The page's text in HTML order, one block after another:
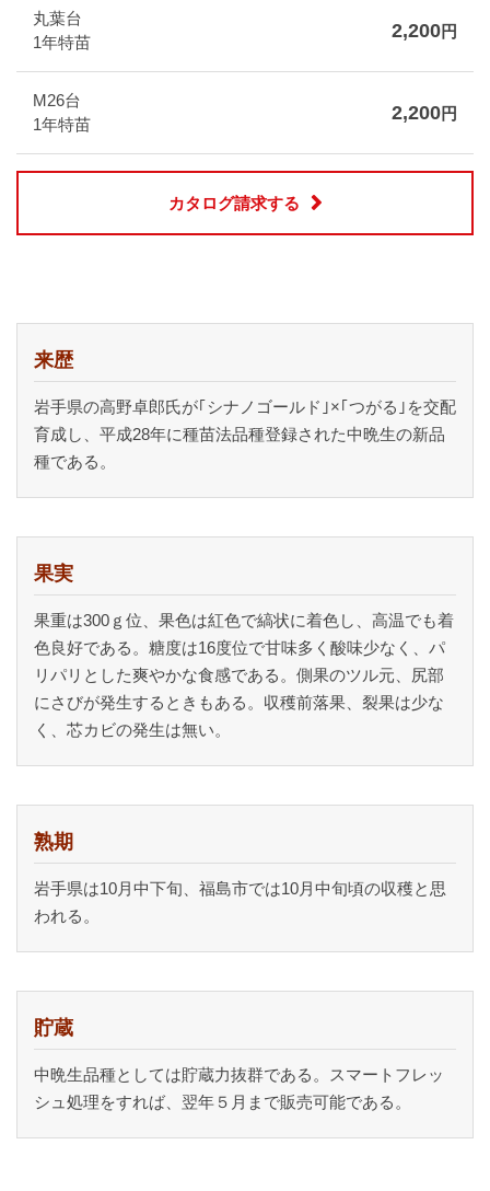
丸葉台
1年特苗
2,200円
M26台
1年特苗
2,200円
カタログ請求する
来歴
岩手県の高野卓郎氏が｢シナノゴールド｣×｢つがる｣を交配
育成し、平成28年に種苗法品種登録された中晩生の新品
種である。
果実
果重は300ｇ位、果色は紅色で縞状に着色し、高温でも着
色良好である。糖度は16度位で甘味多く酸味少なく、パ
リパリとした爽やかな食感である。側果のツル元、尻部
にさびが発生するときもある。収穫前落果、裂果は少な
く、芯カビの発生は無い。
熟期
岩手県は10月中下旬、福島市では10月中旬頃の収穫と思
われる。
貯蔵
中晩生品種としては貯蔵力抜群である。スマートフレッ
シュ処理をすれば、翌年５月まで販売可能である。